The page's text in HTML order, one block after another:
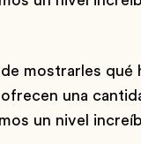
mostrarles qué
una
un nivel